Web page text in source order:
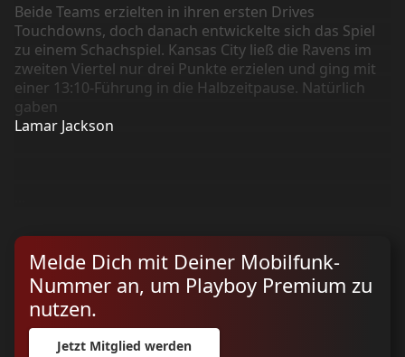
Beide Teams erzielten in ihren ersten Drives
Touchdowns, doch danach entwickelte sich das Spiel
zu einem Schachspiel. Kansas City ließ die Ravens im
zweiten Viertel nur drei Punkte erzielen und ging mit
einer 13:10-Führung in die Halbzeitpause. Natürlich
gaben
Lamar Jackson
Melde Dich mit Deiner Mobilfunk-
Nummer an, um Playboy Premium zu
nutzen.
Jetzt Mitglied werden